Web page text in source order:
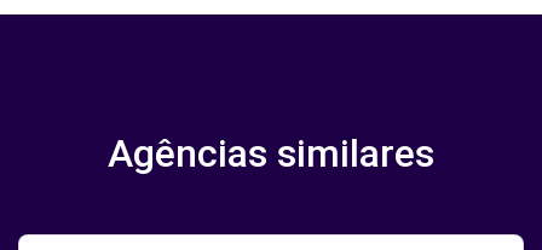
Agências similares